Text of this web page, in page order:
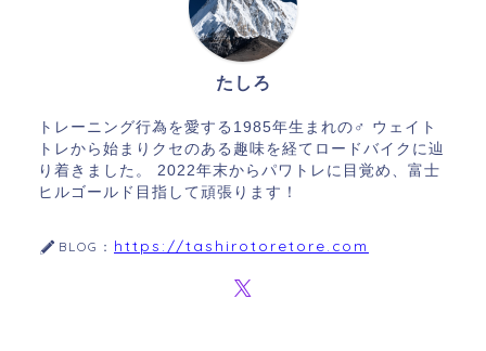
たしろ
トレーニング行為を愛する1985年生まれの♂ ウェイト
トレから始まりクセのある趣味を経てロードバイクに辿
り着きました。 2022年末からパワトレに目覚め、富士
ヒルゴールド目指して頑張ります！
BLOG： https://tashirotoretore.com